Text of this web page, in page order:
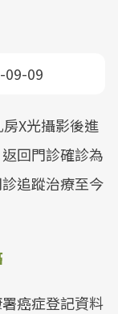
09-09
X光攝影後進
回門診確診為
追蹤治療至今
癌症登記資料